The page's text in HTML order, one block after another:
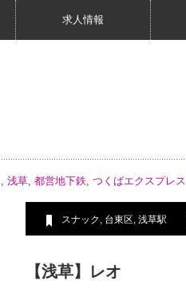
求人情報
, 浅草, 都営地下鉄, つくばエクスプレス
スナック , 台東区, 浅草駅
【浅草】レオ